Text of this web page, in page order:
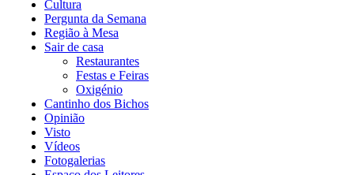
Cultura
Pergunta da Semana
Região à Mesa
Sair de casa
Restaurantes
Festas e Feiras
Oxigénio
Cantinho dos Bichos
Opinião
Visto
Vídeos
Fotogalerias